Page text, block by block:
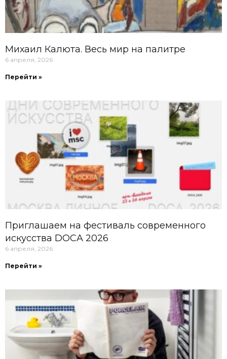
Михаил Калюта. Весь мир на палитре
6 апреля, 2026
Перейти »
Приглашаем на фестиваль современного
искусства DOCA 2026
6 апреля, 2026
Перейти »